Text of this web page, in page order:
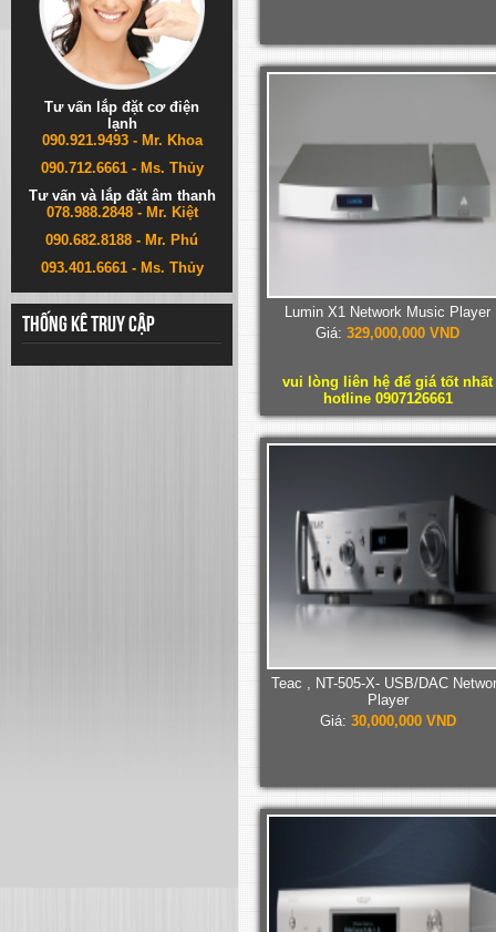
Tư vấn lắp đặt cơ điện
lạnh
090.921.9493 - Mr. Khoa
090.712.6661 - Ms. Thủy
Tư vấn và lắp đặt âm thanh
078.988.2848 - Mr. Kiệt
090.682.8188 - Mr. Phú
093.401.6661 - Ms. Thủy
Thống kê truy cập
Lumin X1 Network Music Player
Giá: 329,000,000 VND
vui lòng liên hệ để giá tốt nhất
hotline 0907126661
Teac , NT-505-X- USB/DAC
Player
Giá: 30,000,000 VND